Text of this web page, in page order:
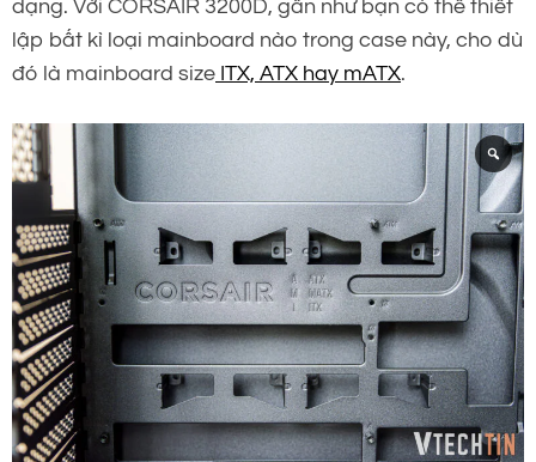
dạng. Với CORSAIR 3200D, gần như bạn có thể thiết
lập bất kì loại mainboard nào trong case này, cho dù
đó là mainboard size ITX, ATX hay mATX.